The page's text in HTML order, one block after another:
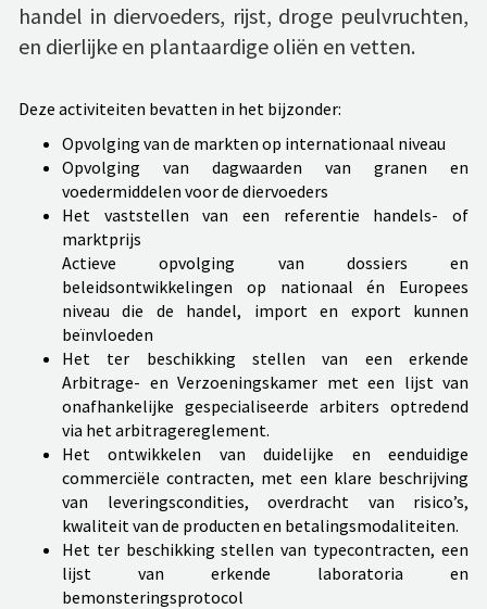
handel in diervoeders, rijst, droge peulvruchten,
en dierlijke en plantaardige oliën en vetten.
Deze activiteiten bevatten in het bijzonder:
Opvolging van de markten op internationaal niveau
Opvolging van dagwaarden van granen en
voedermiddelen voor de diervoeders
Het vaststellen van een referentie handels- of
marktprijs
Actieve opvolging van dossiers en
beleidsontwikkelingen op nationaal én Europees
niveau die de handel, import en export kunnen
beïnvloeden
Het ter beschikking stellen van een erkende
Arbitrage- en Verzoeningskamer met een lijst van
onafhankelijke gespecialiseerde arbiters optredend
via het arbitragereglement.
Het ontwikkelen van duidelijke en eenduidige
commerciële contracten, met een klare beschrijving
van leveringscondities, overdracht van risico’s,
kwaliteit van de producten en betalingsmodaliteiten.
Het ter beschikking stellen van typecontracten, een
lijst van erkende laboratoria en
bemonsteringsprotocol